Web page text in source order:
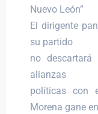
Nuevo León”
El dirigente
su partido
no
alianzas
políticas con
Morena gane en